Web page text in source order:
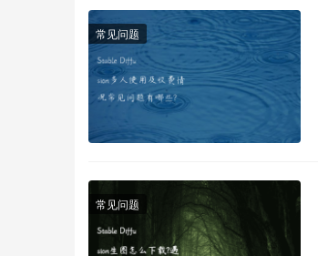
常见问题
常见问题